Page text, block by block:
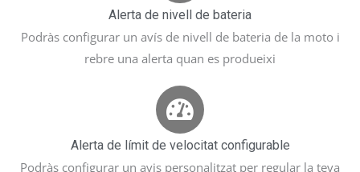
Alerta de nivell de bateria
Podràs configurar un avís de nivell de bateria de la moto i
rebre una alerta quan es produeixi
Alerta de límit de velocitat configurable
Podràs configurar un avis personalitzat per regular la teva